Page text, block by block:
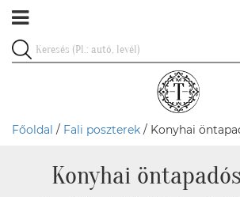
Főoldal / Fali poszterek / Konyhai
Konyhai